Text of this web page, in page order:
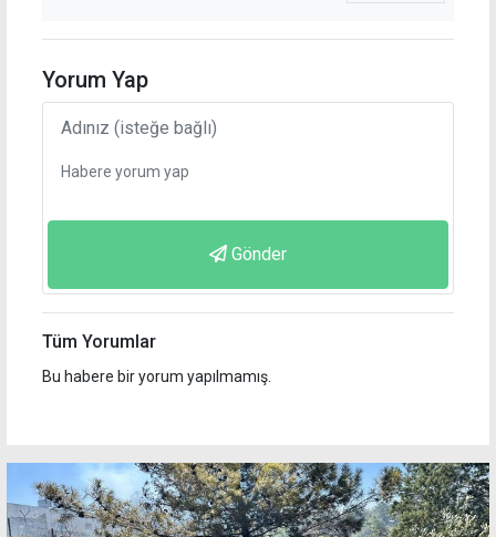
Yorum Yap
Gönder
Tüm Yorumlar
Bu habere bir yorum yapılmamış.